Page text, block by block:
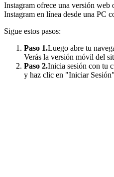
Instagram ofrece una versión web
Instagram en línea desde una PC
Sigue estos pasos:
Paso 1.Luego abre tu
Verás la versión móvil del
Paso 2.Inicia sesión con tu
y haz clic en "Iniciar